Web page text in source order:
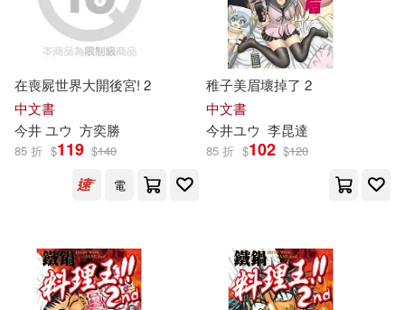
作者 (可複選)
今井神(37) 今井哲也(29)
今井夏帆(24) 今井幹夫(24)
今井ユウ(18) 今井麻衣(12)
出版社 (可複選)
在喪屍世界大開後宮! 2
中文書
今井ユウ 方奕勝
85 折 $119 $140
電
稚子美眉壞掉了 2
中文書
今井ユウ 李昆達
85 折 $102 $120